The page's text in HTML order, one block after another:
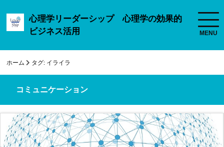
心理学リーダーシップ 心理学の効果的
ビジネス活用
ホーム タグ: イライラ
コミュニケーション